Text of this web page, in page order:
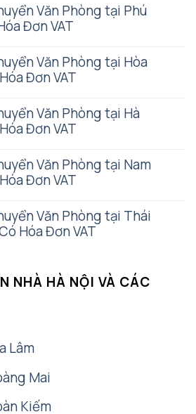
Văn Phòng tại Phú
Đơn VAT
Văn Phòng tại Hòa
Đơn VAT
Văn Phòng tại Hà
Đơn VAT
Văn Phòng tại Nam
Đơn VAT
Văn Phòng tại Thái
Hóa Đơn VAT
NHÀ HÀ NỘI VÀ CÁC
Lâm
Mai
Kiếm